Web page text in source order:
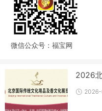
微信公众号：福宝网
2026